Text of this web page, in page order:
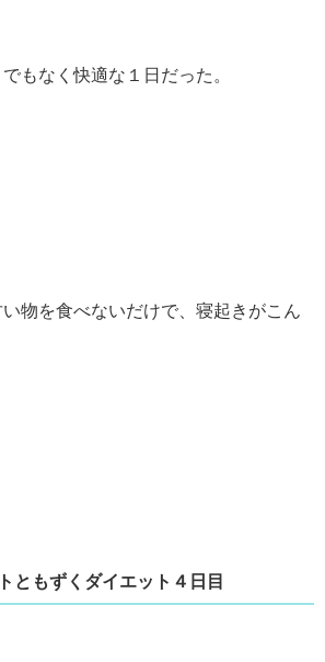
もなく快適な１日だった。
物を食べないだけで、寝起きがこん
ともずくダイエット４日目